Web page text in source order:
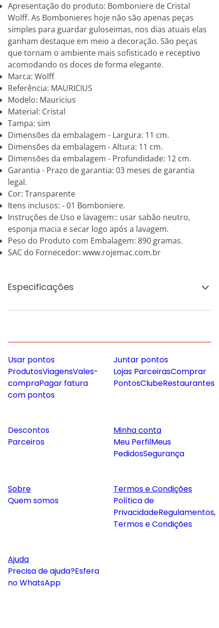
Apresentação do produto: Bomboniere de Cristal
Wolff. As Bombonieres hoje não são apenas peças
simples para guardar guloseimas, nos dias atuais elas
ganham destaque em meio a decoração. São peças
que tornam o ambiente mais sofisticado e receptivo
acomodando os doces de forma elegante.
Marca: Wolff
Referência: MAURICIUS
Modelo: Mauricius
Material: Cristal
Tampa: sim
Dimensões da embalagem - Largura: 11 cm.
Dimensões da embalagem - Altura: 11 cm.
Dimensões da embalagem - Profundidade: 12 cm.
Garantia - Prazo de garantia: 03 meses de garantia
legal.
Cor: Transparente
Itens inclusos: - 01 Bomboniere.
Instruções de Uso e lavagem:: usar sabão neutro,
esponja macia e secar logo após a lavagem.
Peso do Produto com Embalagem: 890 gramas.
SAC do Fornecedor: www.rojemac.com.br
Especificações
Usar pontos
ProdutosViagensVales-
compraPagar fatura
com pontos
Juntar pontos
Lojas ParceirasComprar
PontosClubeRestaurantes
Descontos
Parceiros
Minha conta
Meu PerfilMeus
PedidosSegurança
Sobre
Quem somos
Termos e Condições
Política de
PrivacidadeRegulamentos,
Termos e Condições
Ajuda
Precisa de ajuda?Esfera
no WhatsApp